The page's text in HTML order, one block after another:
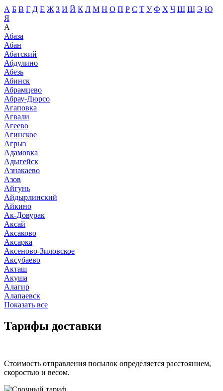
А Б В Г Д Е Ж З И Й К Л М Н О П Р С Т У Ф Х Ч Ш Щ Э Ю
Я
А
Абаза
Абан
Абатский
Абдулино
Абезь
Абинск
Абрамцево
Абрау-Дюрсо
Агаповка
Агвали
Агеево
Агинское
Агрыз
Адамовка
Адыгейск
Азнакаево
Азов
Айгунь
Айдырлинский
Айкино
Ак-Довурак
Аксай
Аксаково
Аксарка
Аксеново-Зиловское
Аксубаево
Акташ
Акуша
Алагир
Алапаевск
Показать все
Тарифы доставки
Стоимость отправления посылок определяется расстоянием,
скоростью и весом.